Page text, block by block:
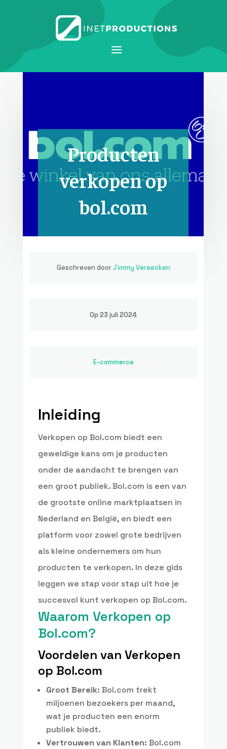
Producten
verkopen op
bol.com
Geschreven doorJimmy Vereecken
Op 23 juli 2024
E-commerce
Inleiding
Verkopen op Bol.com biedt een
geweldige kans om je producten
onder de aandacht te brengen van
een groot publiek. Bol.com is een van
de grootste online marktplaatsen in
Nederland en België, en biedt een
platform voor zowel grote bedrijven
als kleine ondernemers om hun
producten te verkopen. In deze gids
leggen we stap voor stap uit hoe je
succesvol kunt verkopen op Bol.com.
Waarom Verkopen op
Bol.com?
Voordelen van Verkopen
op Bol.com
Groot Bereik: Bol.com trekt
miljoenen bezoekers per maand,
wat je producten een enorm
publiek biedt.
Vertrouwen van Klanten: Bol.com